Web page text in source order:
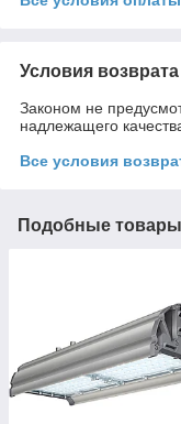
Условия возврата
Законом не
надлежащего
Все условия
Подобные